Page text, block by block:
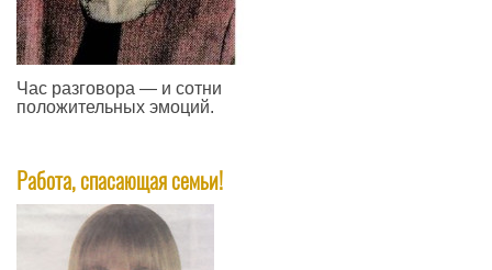
Час разговора — и сотни
положительных эмоций.
Работа, спасающая семьи!